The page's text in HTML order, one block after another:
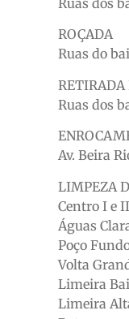
Ruas dos
ROÇADA
Ruas do
RETIRADA
Ruas dos
Av. Beira
LIMPEZA
Centro I e II
Águas
Poço
Volta
Limeira
Limeira